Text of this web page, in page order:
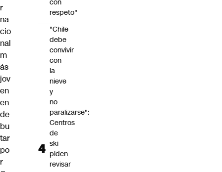
r
na
cio
nal
m
ás
jov
en
en
de
bu
tar
po
r
con
respeto"
"Chile
debe
convivir
con
la
nieve
y
no
paralizarse":
Centros
de
ski
piden
revisar